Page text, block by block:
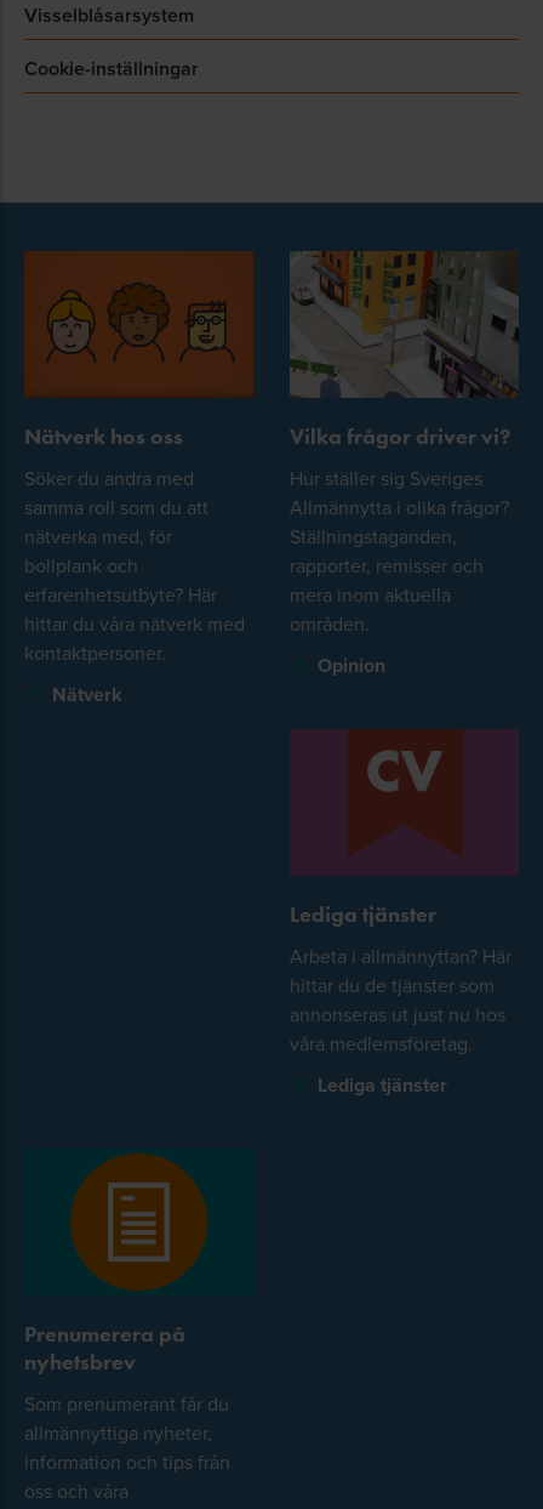
Visselblåsarsystem
Cookie-inställningar
Nätverk hos oss
Söker du andra med
samma roll som du att
nätverka med, för
bollplank och
erfarenhetsutbyte? Här
hittar du våra nätverk med
kontaktpersoner.
Nätverk
Vilka frågor driver vi?
Hur ställer sig Sveriges
Allmännytta i olika frågor?
Ställningstaganden,
rapporter, remisser och
mera inom aktuella
områden.
Opinion
Lediga tjänster
Arbeta i allmännyttan? Här
hittar du de tjänster som
annonseras ut just nu hos
våra medlemsföretag.
Lediga tjänster
Prenumerera på
nyhetsbrev
Som prenumerant får du
allmännyttiga nyheter,
information och tips från
oss och våra